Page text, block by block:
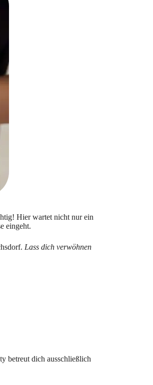
Hier wartet nicht nur ein
eingeht.
Lass dich verwöhnen
betreut dich ausschließlich